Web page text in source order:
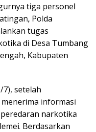
tiga personel
Polda
tugas
di Desa Tumbang
Kabupaten
7), setelah
informasi
narkotika
Berdasarkan